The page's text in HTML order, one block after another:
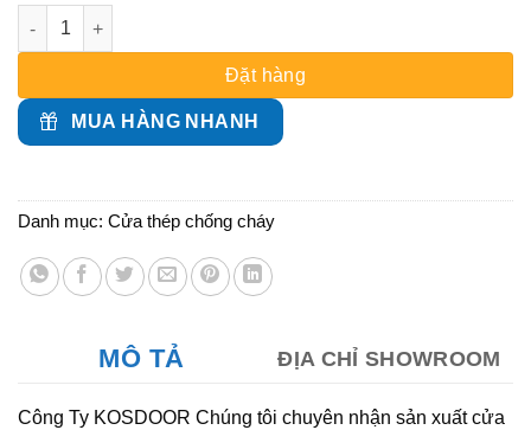
CỬA THÉP CHỐNG CHÁY MẪU steel_320_e270m0106_1 số
Đặt hàng
MUA HÀNG NHANH
Danh mục: Cửa thép chống cháy
MÔ TẢ ĐỊA CHỈ SHOWROOM
Công Ty KOSDOOR Chúng tôi chuyên nhận sản xuất cửa